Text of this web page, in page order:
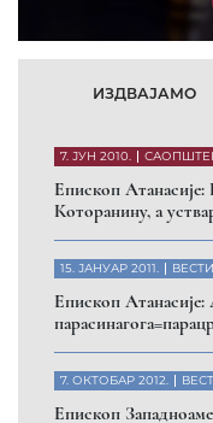
ИЗДВАЈАМО
7. ЈУН 2010.
Eпископ
Которанину, а
15. ЈАНУАР 2011. ВЕСТИ
Eпископ Атанасије:
7. ОКТОБАР 2012.
Eпископ